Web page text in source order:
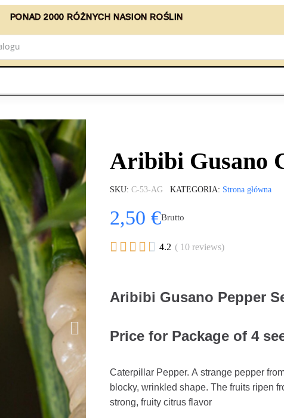
PONAD 2000 RÓŻNYCH NASION ROŚLIN
Aribibi Gusano
SKU C-53-AG KATEGORIA Strona główna
2,50 €Brutto
     4.2 ( 10 reviews)
Aribibi Gusano Pepper
Price for Package of 4
Caterpillar Pepper. A strange pepper
blocky, wrinkled shape. The fruits ripen
strong, fruity citrus flavor